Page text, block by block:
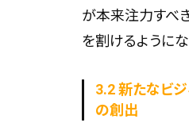
が本来注力すべ
を割けるようにな
3.2 新たなビ
の創出